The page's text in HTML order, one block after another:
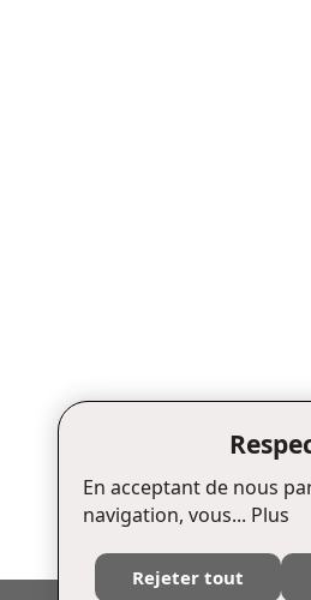
En acceptant de nous
navigation, vous... Plus
Rejeter tout